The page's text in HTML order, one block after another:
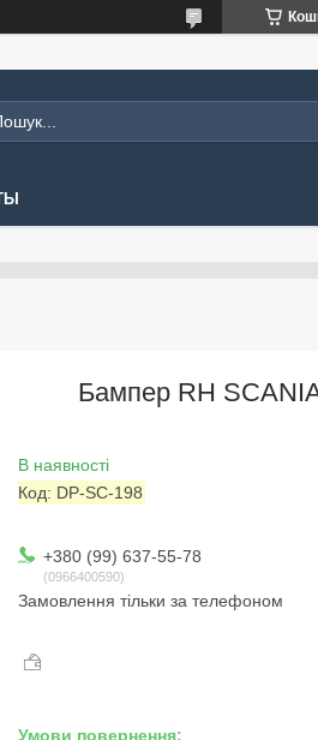
Бампер RH
В наявності
Код: DP-SC-198
+380 (99) 637-55-78
0966400590
Замовлення тільки за телефоном